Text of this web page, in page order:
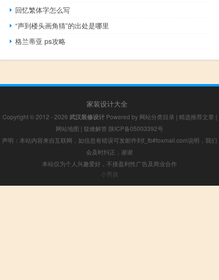
回忆繁体字怎么写
“声到楼头画角猜”的出处是哪里
格兰蒂亚 ps攻略
家装设计大全
Copyright © 2012 - 2026 武汉装修设计Powered by 网站分类目录 | 精选推荐文章 |
网站地图 | 疑难解答 陕ICP备05003392号
声明：本站内容来自互联网，如信息有错误可发邮件到f_fb#foxmail.com说明，我们
会及时纠正，谢谢
本站仅为个人兴趣爱好，不接盈利性广告及商业合作
小男孩